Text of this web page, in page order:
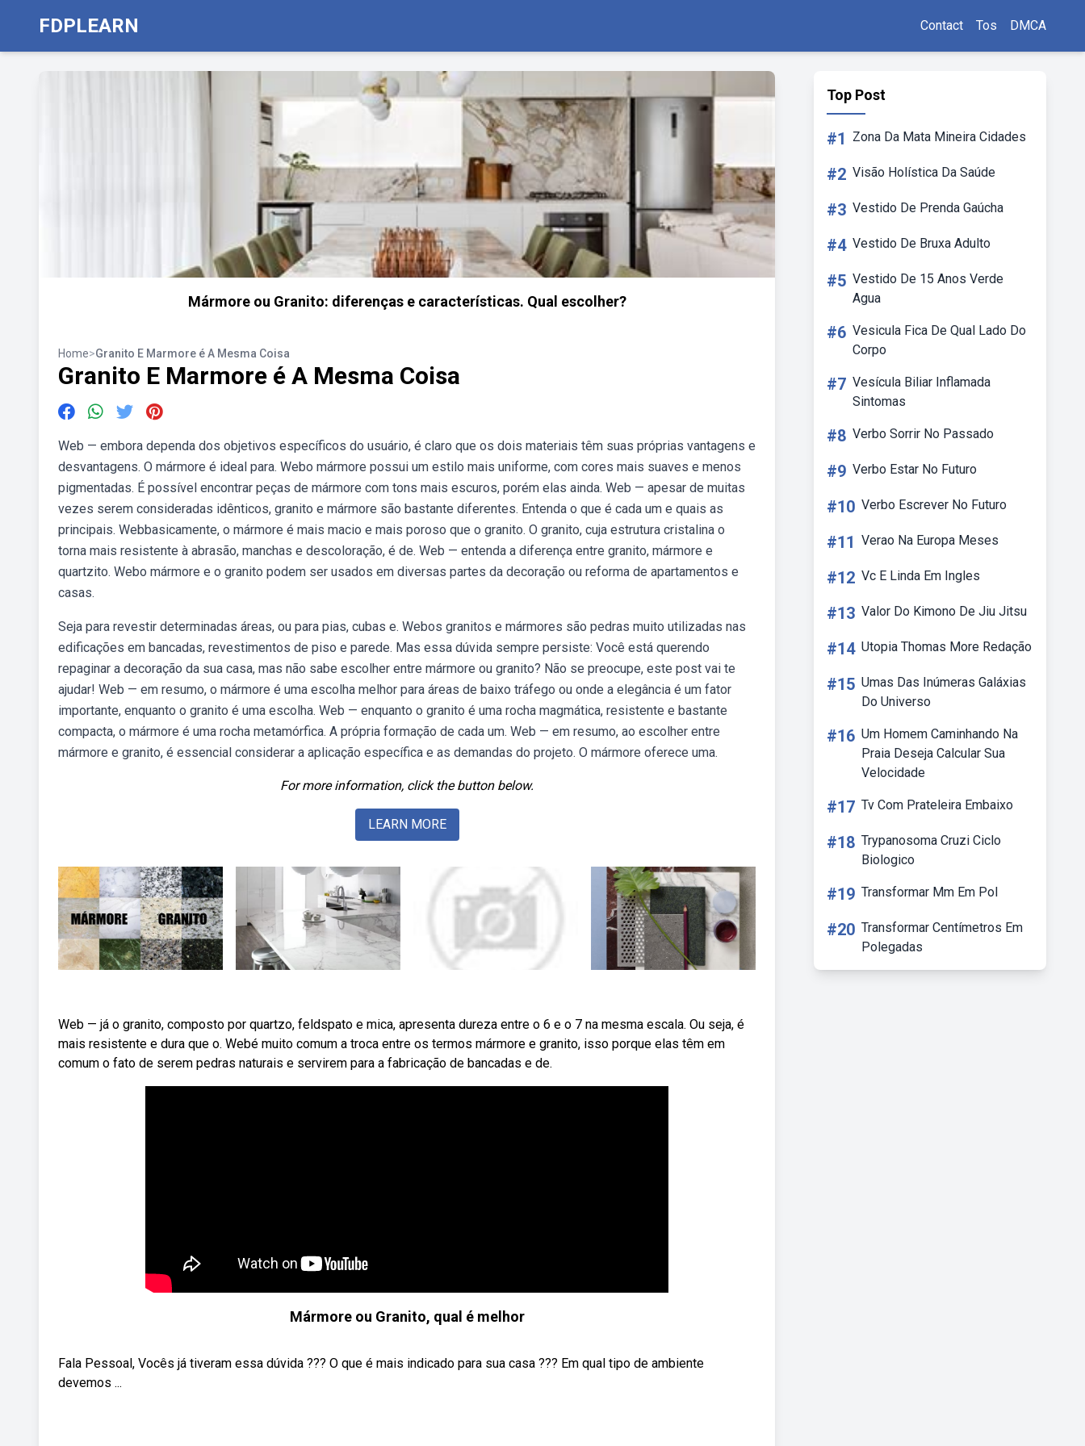
FDPLEARN Contact Tos DMCA
Mármore ou Granito: diferenças e características. Qual escolher?
Home>Granito E Marmore é A Mesma Coisa
Granito E Marmore é A Mesma Coisa
Web — embora dependa dos objetivos específicos do usuário, é claro que os dois materiais têm suas próprias vantagens e
desvantagens. O mármore é ideal para. Webo mármore possui um estilo mais uniforme, com cores mais suaves e menos
pigmentadas. É possível encontrar peças de mármore com tons mais escuros, porém elas ainda. Web — apesar de muitas
vezes serem consideradas idênticos, granito e mármore são bastante diferentes. Entenda o que é cada um e quais as
principais. Webbasicamente, o mármore é mais macio e mais poroso que o granito. O granito, cuja estrutura cristalina o
torna mais resistente à abrasão, manchas e descoloração, é de. Web — entenda a diferença entre granito, mármore e
quartzito. Webo mármore e o granito podem ser usados em diversas partes da decoração ou reforma de apartamentos e
casas.
Seja para revestir determinadas áreas, ou para pias, cubas e. Webos granitos e mármores são pedras muito utilizadas nas
edificações em bancadas, revestimentos de piso e parede. Mas essa dúvida sempre persiste: Você está querendo
repaginar a decoração da sua casa, mas não sabe escolher entre mármore ou granito? Não se preocupe, este post vai te
ajudar! Web — em resumo, o mármore é uma escolha melhor para áreas de baixo tráfego ou onde a elegância é um fator
importante, enquanto o granito é uma escolha. Web — enquanto o granito é uma rocha magmática, resistente e bastante
compacta, o mármore é uma rocha metamórfica. A própria formação de cada um. Web — em resumo, ao escolher entre
mármore e granito, é essencial considerar a aplicação específica e as demandas do projeto. O mármore oferece uma.
For more information, click the button below.
LEARN MORE
Web — já o granito, composto por quartzo, feldspato e mica, apresenta dureza entre o 6 e o 7 na mesma escala. Ou seja, é
mais resistente e dura que o. Webé muito comum a troca entre os termos mármore e granito, isso porque elas têm em
comum o fato de serem pedras naturais e servirem para a fabricação de bancadas e de.
Mármore ou Granito, qual é melhor
Fala Pessoal, Vocês já tiveram essa dúvida ??? O que é mais indicado para sua casa ??? Em qual tipo de ambiente
devemos ...
Top Post
#1 Zona Da Mata Mineira Cidades
#2 Visão Holística Da Saúde
#3 Vestido De Prenda Gaúcha
#4 Vestido De Bruxa Adulto
#5 Vestido De 15 Anos Verde
Agua
#6 Vesicula Fica De Qual Lado Do
Corpo
#7 Vesícula Biliar Inflamada
Sintomas
#8 Verbo Sorrir No Passado
#9 Verbo Estar No Futuro
#10 Verbo Escrever No Futuro
#11 Verao Na Europa Meses
#12 Vc E Linda Em Ingles
#13 Valor Do Kimono De Jiu Jitsu
#14 Utopia Thomas More Redação
#15 Umas Das Inúmeras Galáxias
Do Universo
#16 Um Homem Caminhando Na
Praia Deseja Calcular Sua
Velocidade
#17 Tv Com Prateleira Embaixo
#18 Trypanosoma Cruzi Ciclo
Biologico
#19 Transformar Mm Em Pol
#20 Transformar Centímetros Em
Polegadas